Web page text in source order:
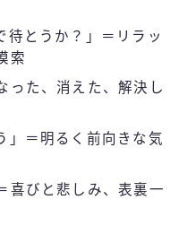
待とうか？」＝リラッ
索
った、消えた、解決し
」＝明るく前向きな気
喜びと悲しみ、表裏一